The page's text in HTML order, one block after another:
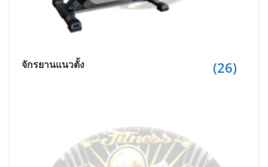
จักรยานแนวตั้ง (26)